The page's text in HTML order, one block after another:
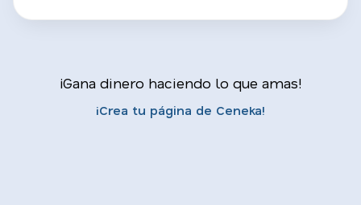
¡Gana dinero haciendo lo que amas!
¡Crea tu página de Ceneka!